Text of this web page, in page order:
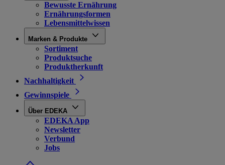
Bewusste Ernährung
Ernährungsformen
Lebensmittelwissen
Marken & Produkte
Sortiment
Produktsuche
Produktherkunft
Nachhaltigkeit
Gewinnspiele
Über EDEKA
EDEKA App
Newsletter
Verbund
Jobs